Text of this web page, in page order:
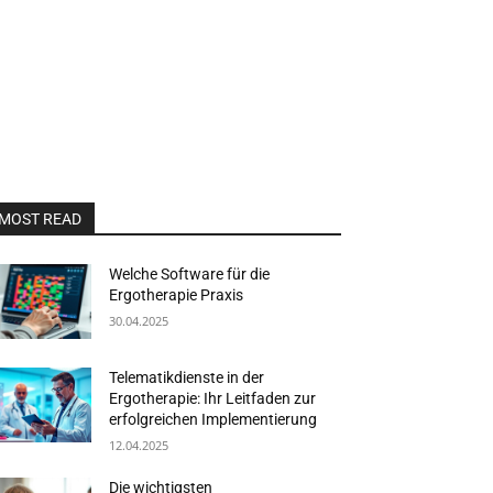
READ
Welche Software für die
Ergotherapie Praxis
30.04.2025
Telematikdienste in der
Ergotherapie: Ihr Leitfaden zur
erfolgreichen Implementierung
12.04.2025
Die wichtigsten